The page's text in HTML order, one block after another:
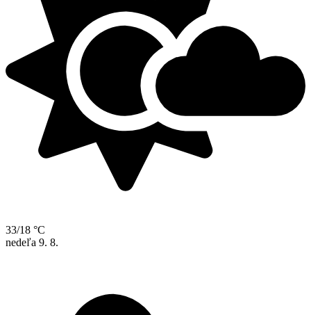
33/18 °C
nedeľa 9. 8.